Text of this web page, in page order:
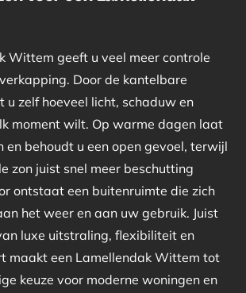
Wittem geeft u veel meer controle
Door de kantelbare
u zelf hoeveel licht, schaduw en
moment wilt. Op warme dagen laat
en behoudt u een open gevoel, terwijl
zon juist snel meer beschutting
ontstaat een buitenruimte die zich
het weer en aan uw gebruik. Juist
luxe uitstraling, flexibiliteit en
maakt een Lamellendak Wittem tot
keuze voor moderne woningen en